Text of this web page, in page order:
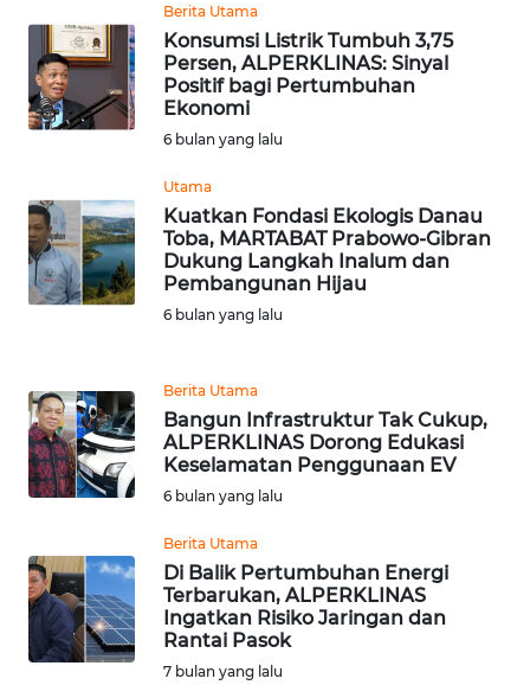
Berita Utama
Konsumsi Listrik Tumbuh 3,75
Persen, ALPERKLINAS: Sinyal
Positif bagi Pertumbuhan
Ekonomi
6 bulan yang lalu
Utama
Kuatkan Fondasi Ekologis Danau
Toba, MARTABAT Prabowo-Gibran
Dukung Langkah Inalum dan
Pembangunan Hijau
6 bulan yang lalu
Berita Utama
Bangun Infrastruktur Tak Cukup,
ALPERKLINAS Dorong Edukasi
Keselamatan Penggunaan EV
6 bulan yang lalu
Berita Utama
Di Balik Pertumbuhan Energi
Terbarukan, ALPERKLINAS
Ingatkan Risiko Jaringan dan
Rantai Pasok
7 bulan yang lalu
WN
KALBAR
WN
KALTENG
WN
KALTARA
WN
KALSEL
KALTIM
WN
SULSEL
GORONTALO
WN
SULUT